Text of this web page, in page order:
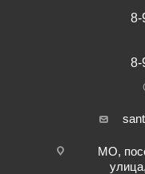
8-
8-
МО,